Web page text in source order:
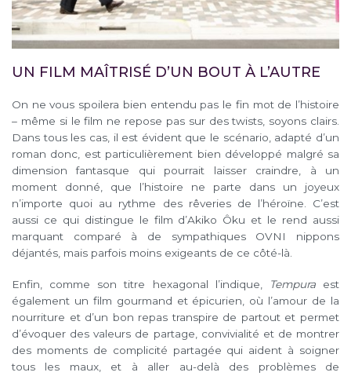
UN FILM MAÎTRISÉ D’UN BOUT À L’AUTRE
On ne vous spoilera bien entendu pas le fin mot de l’histoire
– même si le film ne repose pas sur des twists, soyons clairs.
Dans tous les cas, il est évident que le scénario, adapté d’un
roman donc, est particulièrement bien développé malgré sa
dimension fantasque qui pourrait laisser craindre, à un
moment donné, que l’histoire ne parte dans un joyeux
n’importe quoi au rythme des rêveries de l’héroïne. C’est
aussi ce qui distingue le film d’Akiko Ôku et le rend aussi
marquant comparé à de sympathiques OVNI nippons
déjantés, mais parfois moins exigeants de ce côté-là.
Enfin, comme son titre hexagonal l’indique, Tempuraest
également un film gourmand et épicurien, où l’amour de la
nourriture et d’un bon repas transpire de partout et permet
d’évoquer des valeurs de partage, convivialité et de montrer
des moments de complicité partagée qui aident à soigner
tous les maux, et à aller au-delà des problèmes de